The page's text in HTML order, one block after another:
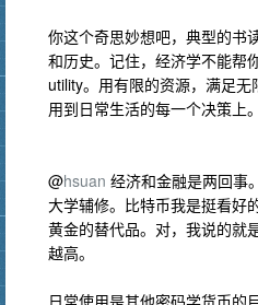
你这个奇思妙想吧，典型的书
和历史。记住，经济学不能帮
utility。用有限的资源，满足
用到日常生活的每一个决策上。
@hsuan 经济和金融是两回事
大学辅修。比特币我是挺看好
黄金的替代品。对，我说的就
越高。
日常使用是其他密码学货币的